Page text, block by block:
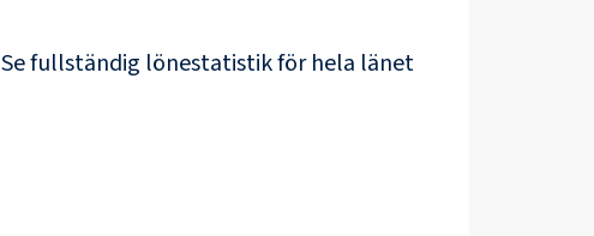
Se fullständig lönestatistik för hela länet